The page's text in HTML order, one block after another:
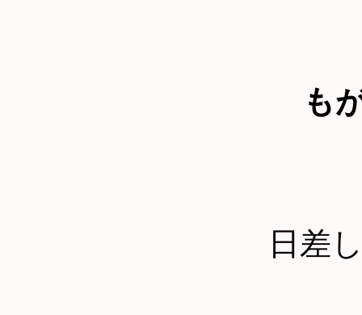
も
日差